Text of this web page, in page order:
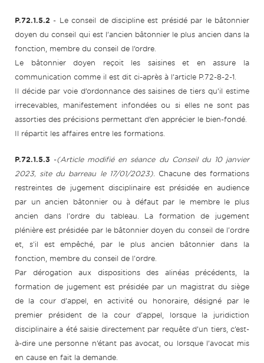
P.72.1.5.2 - Le conseil de discipline est présidé par le bâtonnier
doyen du conseil qui est l’ancien bâtonnier le plus ancien dans la
fonction, membre du conseil de l’ordre.
Le bâtonnier doyen reçoit les saisines et en assure la
communication comme il est dit ci-après à l’article P.72-8-2-1.
Il décide par voie d’ordonnance des saisines de tiers qu’il estime
irrecevables, manifestement infondées ou si elles ne sont pas
assorties des précisions permettant d’en apprécier le bien-fondé.
Il répartit les affaires entre les formations.
P.72.1.5.3 -(Article modifié en séance du Conseil du 10 janvier
2023, site du barreau le 17/01/2023). Chacune des formations
restreintes de jugement disciplinaire est présidée en audience
par un ancien bâtonnier ou à défaut par le membre le plus
ancien dans l'ordre du tableau. La formation de jugement
plénière est présidée par le bâtonnier doyen du conseil de l'ordre
et, s'il est empêché, par le plus ancien bâtonnier dans la
fonction, membre du conseil de l'ordre.
Par dérogation aux dispositions des alinéas précédents, la
formation de jugement est présidée par un magistrat du siège
de la cour d’appel, en activité ou honoraire, désigné par le
premier président de la cour d’appel, lorsque la juridiction
disciplinaire a été saisie directement par requête d’un tiers, c’est-
à-dire une personne n’étant pas avocat, ou lorsque l’avocat mis
en cause en fait la demande.